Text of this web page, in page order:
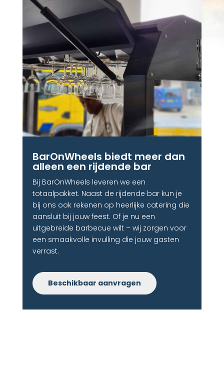
BarOnWheels biedt meer dan
alleen een rijdende bar​
Bij BarOnWheels leveren we een
totaalpakket. Naast de rijdende bar kun je
bij ons ook rekenen op heerlijke catering die
aansluit bij jouw feest. Of je nu een
uitgebreide barbecue wilt – wij zorgen voor
een smaakvolle invulling die jouw gasten
verrast.
Beschikbaar aanvragen